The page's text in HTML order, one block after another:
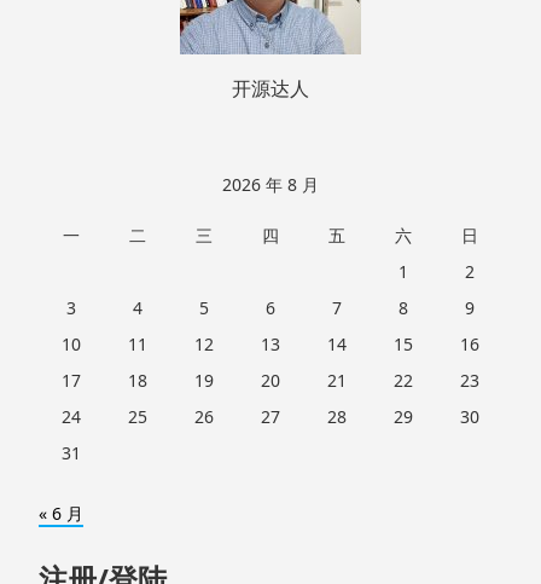
开源达人
2026 年 8 月
一 二 三 四 五 六
日
1
2
3
4 5 6 7 8
9
10
11 12 13 14 15
16
17
18 19 20 21 22
23
24
25 26 27 28 29
30
31
« 6 月